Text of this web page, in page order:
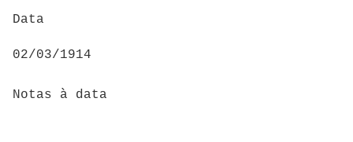
Data
02/03/1914
Notas à data